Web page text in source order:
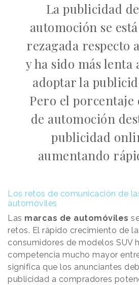
La publicidad
automoción se
rezagada respecto
y ha sido más lenta
adoptar la
Pero el porcentaje
de automoción
publicidad
aumentando
Los retos de comunicación de
automóviles
Las marcas de automóviles
retos. El rápido crecimiento de
consumidores de modelos SUV
competencia mucho mayor
significa que los anunciantes
publicidad a compradores